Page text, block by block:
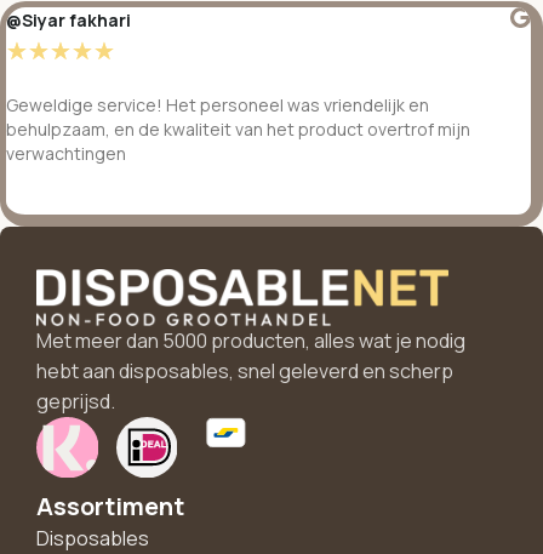
@Siyar fakhari
☆☆☆☆☆
Geweldige service! Het personeel was vriendelijk en
behulpzaam, en de kwaliteit van het product overtrof mijn
verwachtingen
Met meer dan 5000 producten, alles wat je nodig
hebt aan disposables, snel geleverd en scherp
geprijsd.
Assortiment
Disposables